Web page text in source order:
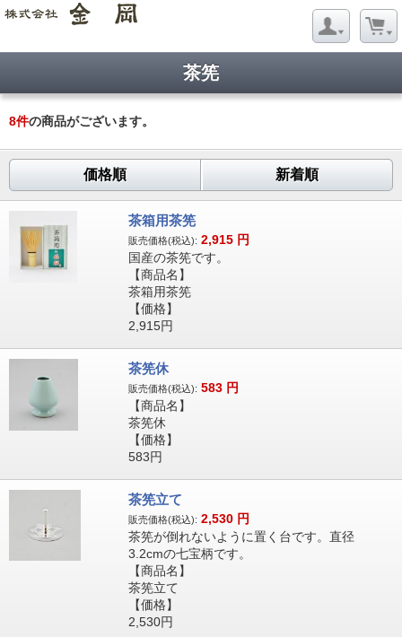
茶筅
8件の商品がございます。
価格順 新着順
茶箱用茶筅
販売価格(税込): 2,915 円
国産の茶筅です。
【商品名】
茶箱用茶筅
【価格】
2,915円
茶筅休
販売価格(税込): 583 円
【商品名】
茶筅休
【価格】
583円
茶筅立て
販売価格(税込): 2,530 円
茶筅が倒れないように置く台です。直径
3.2cmの七宝柄です。
【商品名】
茶筅立て
【価格】
2,530円